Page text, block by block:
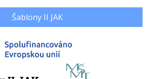
Šablony II JAK